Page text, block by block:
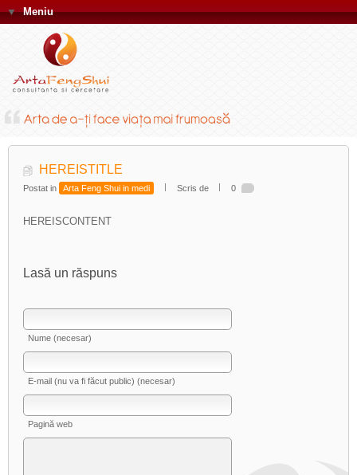
▼Meniu
HEREISTITLE
Postat in Arta Feng Shui in medi Scris de 0
HEREISCONTENT
Lasă un răspuns
Nume (necesar)
E-mail (nu va fi făcut public) (necesar)
Pagină web